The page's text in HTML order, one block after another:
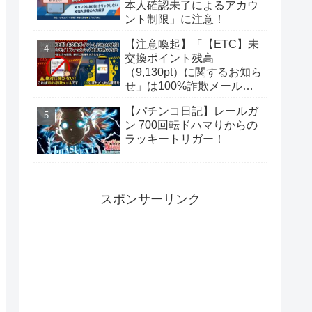
本人確認未了によるアカウ
ント制限」に注意！
【注意喚起】「【ETC】未
交換ポイント残高
（9,130pt）に関するお知ら
せ」は100%詐欺メール！
【パチンコ日記】レールガ
ン 700回転ドハマりからの
ラッキートリガー！
スポンサーリンク